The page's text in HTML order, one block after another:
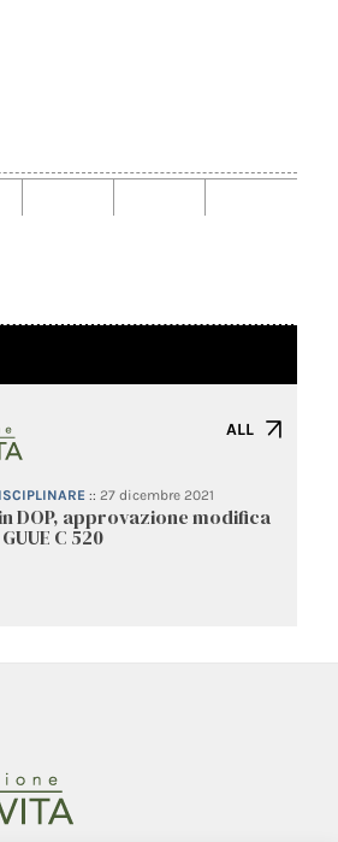
ALL
:: 27 dicembre 2021
DOP, approvazione modifica
C 520